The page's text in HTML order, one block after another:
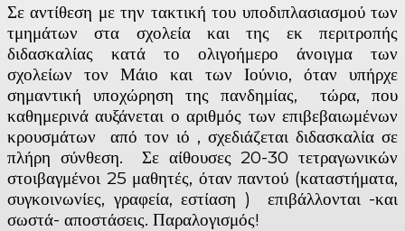
Σε αντίθεση με την τακτική του υποδιπλασιασμού των
τμημάτων στα σχολεία και της εκ περιτροπής
διδασκαλίας κατά το ολιγοήμερο άνοιγμα των
σχολείων τον Μάιο και των Ιούνιο, όταν υπήρχε
σημαντική υποχώρηση της πανδημίας, τώρα, που
καθημερινά αυξάνεται ο αριθμός των επιβεβαιωμένων
κρουσμάτων από τον ιό , σχεδιάζεται διδασκαλία σε
πλήρη σύνθεση. Σε αίθουσες 20-30 τετραγωνικών
στοιβαγμένοι 25 μαθητές, όταν παντού (καταστήματα,
συγκοινωνίες, γραφεία, εστίαση ) επιβάλλονται -και
σωστά- αποστάσεις. Παραλογισμός!